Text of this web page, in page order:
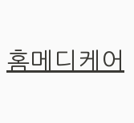
홈메디케어